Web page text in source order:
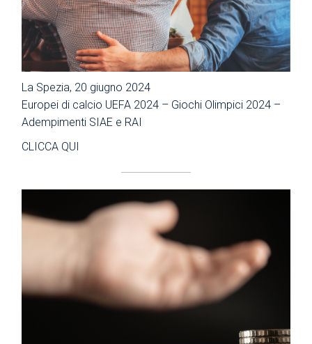
La Spezia, 20 giugno 2024
Europei di calcio UEFA 2024 – Giochi Olimpici 2024 –
Adempimenti SIAE e RAI
CLICCA QUI